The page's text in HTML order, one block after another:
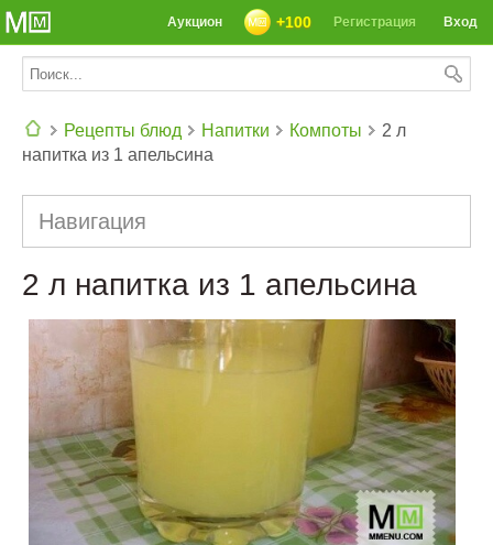
Вход
Регистрация
+100
Аукцион
Рецепты блюд Напитки Компоты
2 л
напитка из 1 апельсина
Навигация
2 л напитка из 1 апельсина